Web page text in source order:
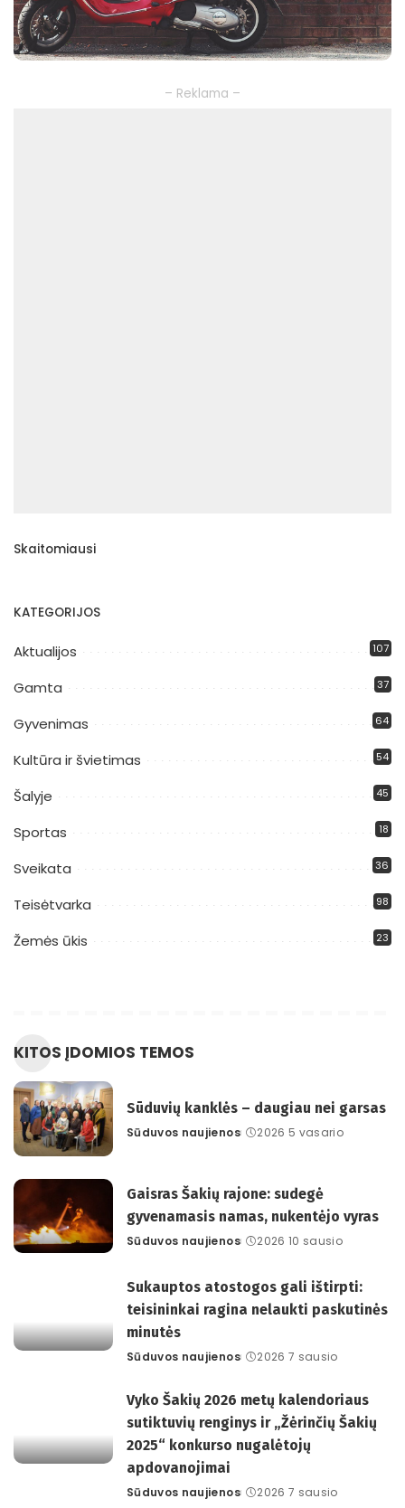
– Reklama –
Skaitomiausi
KATEGORIJOS
Aktualijos 107
Gamta 37
Gyvenimas 64
Kultūra ir švietimas 54
Šalyje 45
Sportas 18
Sveikata 36
Teisėtvarka 98
Žemės ūkis 23
KITOS ĮDOMIOS TEMOS
Sūduvių kanklės – daugiau nei garsas
Posted
Sūduvos naujienos 2026 5 vasario
Gaisras Šakių rajone: sudegė
gyvenamasis namas, nukentėjo vyras
Posted
Sūduvos naujienos 2026 10 sausio
Sukauptos atostogos gali ištirpti:
teisininkai ragina nelaukti paskutinės
minutės
Posted
Sūduvos naujienos 2026 7 sausio
Vyko Šakių 2026 metų kalendoriaus
sutiktuvių renginys ir „Žėrinčių Šakių
2025“ konkurso nugalėtojų
apdovanojimai
Posted
Sūduvos naujienos 2026 7 sausio